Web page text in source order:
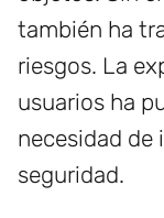
también ha
riesgos. La
usuarios ha
necesidad de
seguridad.